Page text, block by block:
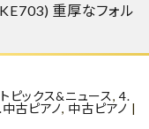
重厚なフォル
ピックス&ニュース,4.
古ピアノ, 中古ピアノ |